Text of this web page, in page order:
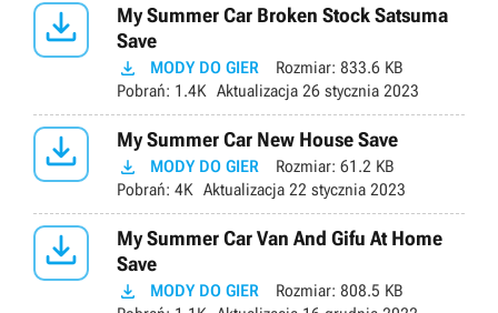

My Summer Car Broken Stock Satsuma
Save
 MODY DO GIER Rozmiar: 833.6 KB
Pobrań: 1.4K Aktualizacja 26 stycznia 2023
 My Summer Car New House Save
 MODY DO GIER Rozmiar: 61.2 KB
Pobrań: 4K Aktualizacja 22 stycznia 2023

My Summer Car Van And Gifu At Home
Save
 MODY DO GIER Rozmiar: 808.5 KB